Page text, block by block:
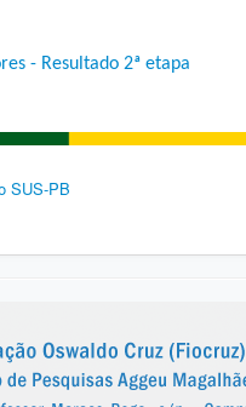
- Resultado 2ª etapa
SUS-PB